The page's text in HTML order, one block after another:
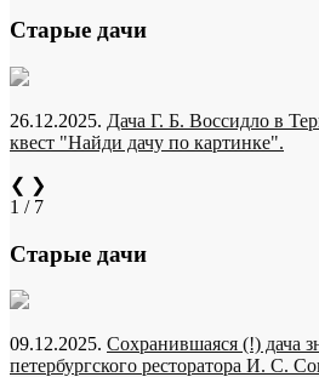
Старые дачи
26.12.2025. Дача Г. Б. Воссидло в
квест "Найди дачу по картинке".
❮ ❯
1 / 7
Старые дачи
09.12.2025. Сохранившаяся (!) дача
петербургского ресторатора И. С.